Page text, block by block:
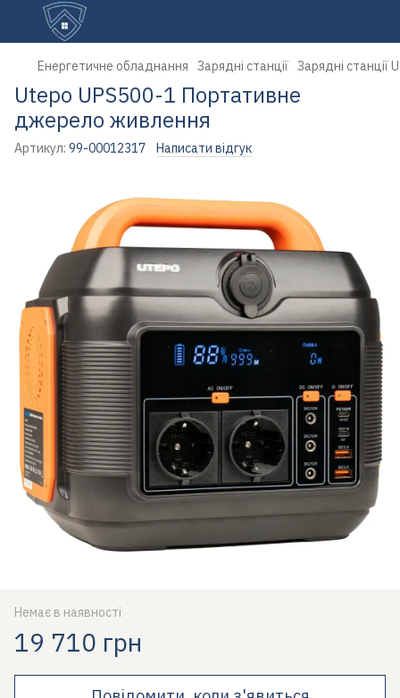
Енергетичне обладнання Зарядні станції Зарядні станції
Utepo UPS500-1 Портативне
джерело живлення
Артикул: 99-00012317 Написати відгук
Немає в наявності
19 710 грн